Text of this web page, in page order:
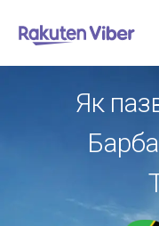
Як